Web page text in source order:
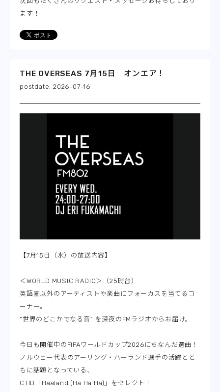
ます！
THE OVERSEAS 7月15日 オンエア！
2026-07-16
【7月15日（水）の放送内容】
＜WORLD MUSIC RADIO＞（25時台）
英語圏以外のアーティストや楽曲にフォーカスを当てるコ
ーナー。
“世界のどこかでなる音” を深夜のFMラジオからお届け。
今日も開催中のFIFAワールドカップ2026にちなんだ選曲！
ノルウェー代表のアーリング・ハーランド選手の活躍とと
もに話題となっている、
CTID「Haaland (Ha Ha Ha)」をセレクト！